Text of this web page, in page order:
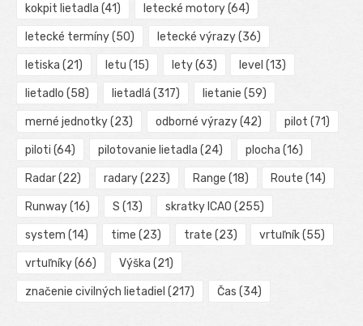
kokpit lietadla (41) letecké motory(64)
letecké termíny(50) letecké výrazy(36)
letiska (21) letu (15) lety(63) level (13)
lietadlo (58) lietadlá (317) lietanie (59)
merné jednotky(23) odborné výrazy(42) pilot (71)
piloti (64) pilotovanie lietadla (24) plocha (16)
Radar(22) radary(223) Range (18) Route (14)
Runway(16) S (13) skratky ICAO (255)
system (14) time (23) trate (23) vrtuľník(55)
vrtuľníky(66) Výška (21)
značenie civilných lietadiel (217) Čas (34)